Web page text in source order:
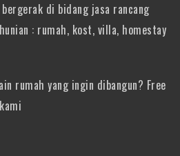
di bidang jasa rancang
: rumah, kost, villa, homestay
rumah yang ingin dibangun? Free